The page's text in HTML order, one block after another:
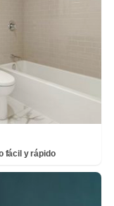
fácil y rápido